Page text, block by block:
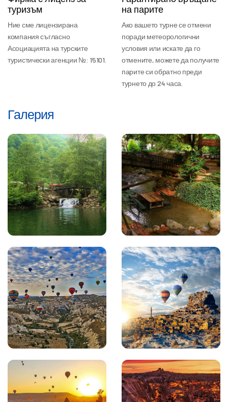
туризъм
Ние сме лицензирана
компания съгласно
Асоциацията на турските
туристически агенции №: 15101.
на парите
Ако вашето турне се отмени
поради метеорологични
условия или искате да го
отмените, можете да получите
парите си обратно преди
турнето до 24 часа.
Галерия